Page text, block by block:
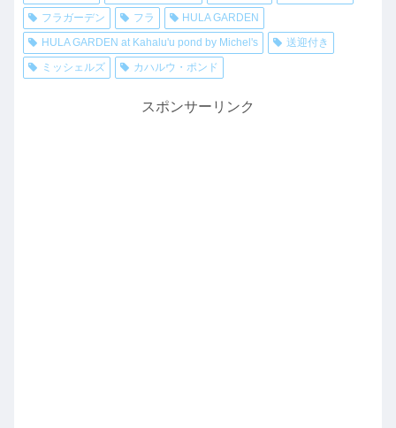
フラガーデン
フラ
HULA GARDEN
HULA GARDEN at Kahalu'u pond by Michel's
送迎付き
ミッシェルズ
カハルウ・ポンド
スポンサーリンク